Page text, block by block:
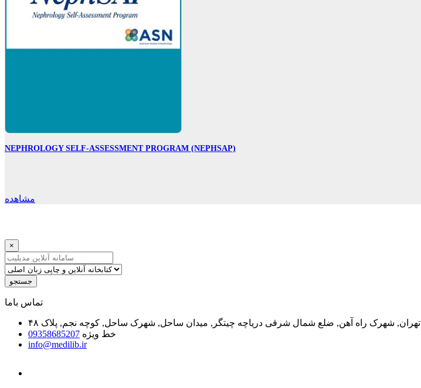
NEPHROLOGY SELF-ASSESSMENT PROGRAM (NEPHSAP)
مشاهده
×
جستجو
ﺗﻤﺎﺱ ﺑﺎﻣﺎ
تهران, شهرک راه آهن, ضلع شمال شرقی دریاچه چیتگر, میدان ساحل, شهرک ساحل, کوچه نجم, پلاک ۴۸
خط ویژه 09358685207
info@medilib.ir